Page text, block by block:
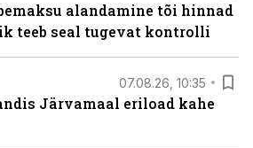
alandamine tõi hinnad
teeb seal tugevat kontrolli
07.08.26, 10:35
Järvamaal eriload kahe